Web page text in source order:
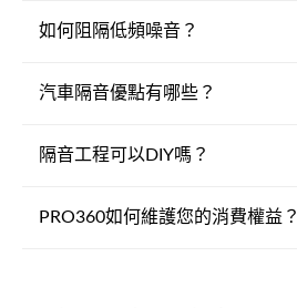
如何阻隔低頻噪音？
汽車隔音優點有哪些？
隔音工程可以DIY嗎？
PRO360如何維護您的消費權益？